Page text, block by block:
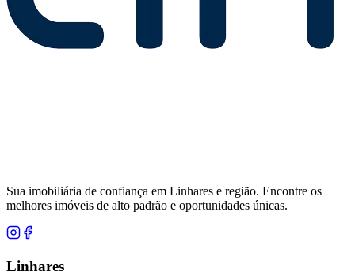
Sua imobiliária de confiança em Linhares e região. Encontre os
melhores imóveis de alto padrão e oportunidades únicas.
Linhares